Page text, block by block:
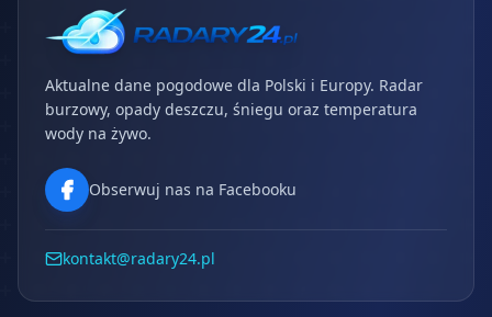
Aktualne dane pogodowe dla Polski i Europy. Radar
burzowy, opady deszczu, śniegu oraz temperatura
wody na żywo.
Obserwuj nas na Facebooku
kontakt@radary24.pl